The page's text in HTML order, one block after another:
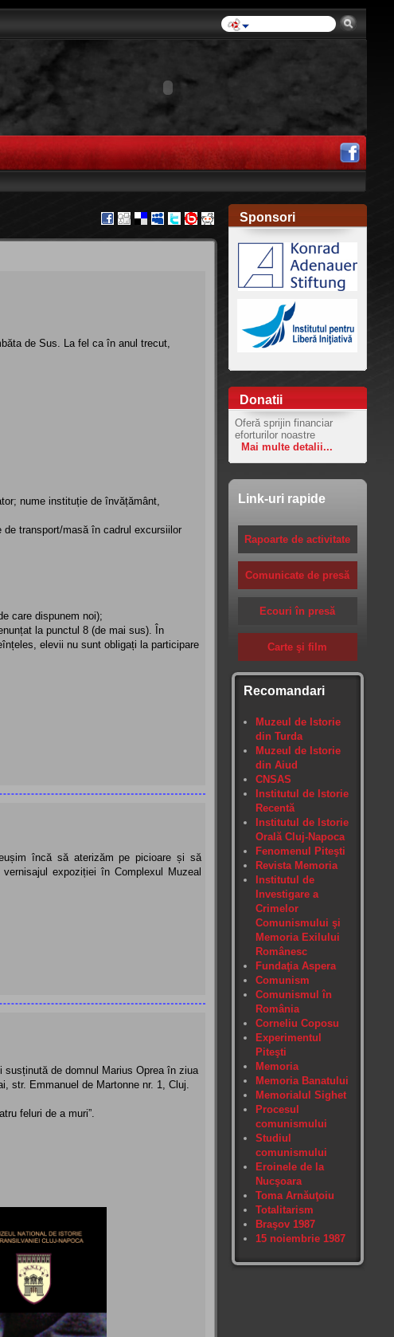
de Sus. La fel ca în anul trecut,
nume instituție de învățământ,
transport/masă în cadrul excursiilor
care dispunem noi);
la punctul 8 (de mai sus). În
elevii nu sunt obligați la participare
încă să aterizăm pe picioare și să
expoziției în Complexul Muzeal
susținută de domnul Marius Oprea în ziua
str. Emmanuel de Martonne nr. 1, Cluj.
feluri de a muri”.
Sponsori
Donatii
Oferă sprijin financiar
eforturilor noastre
Mai multe detalii...
Link-uri rapide
Rapoarte de activitate
Comunicate de presă
Ecouri în presă
Carte şi film
Recomandari
Muzeul de Istorie
din Turda
Muzeul de Istorie
din Aiud
CNSAS
Institutul de Istorie
Recentă
Institutul de Istorie
Orală Cluj-Napoca
Fenomenul Piteşti
Revista Memoria
Institutul de
Investigare a
Crimelor
Comunismului şi
Memoria Exilului
Românesc
Fundaţia Aspera
Comunism
Comunismul în
România
Corneliu Coposu
Experimentul
Piteşti
Memoria
Memoria Banatului
Memorialul Sighet
Procesul
comunismului
Studiul
comunismului
Eroinele de la
Nucşoara
Toma Arnăuţoiu
Totalitarism
Braşov 1987
15 noiembrie 1987